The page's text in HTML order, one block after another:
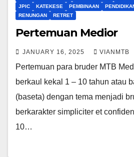
JPIC
KATEKESE PEMBINAAN
RENUNGAN
RETRET
Pertemuan Medior
JANUARY 16, 2025 VIANMTB
Pertemuan para bruder MTB
berkaul kekal 1 – 10 tahun atau
(baseta) dengan tema menjadi
berkarakter simpliciter et
10…